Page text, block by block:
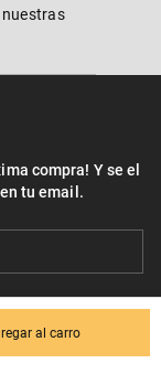
al carro
nuestras
compra! Y se el
tu email.